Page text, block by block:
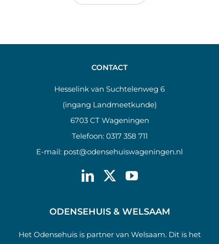
CONTACT
Hesselink van Suchtelenweg 6
(ingang Landmeetkunde)
6703 CT Wageningen
Telefoon: 0317 358 711
E-mail: post@odensehuiswageningen.nl
ODENSEHUIS & WELSAAM
Het Odensehuis is partner van Welsaam. Dit is het